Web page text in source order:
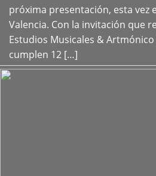
próxima presentación, esta vez
Valencia. Con la invitación que
Estudios Musicales &
cumplen 12 […]